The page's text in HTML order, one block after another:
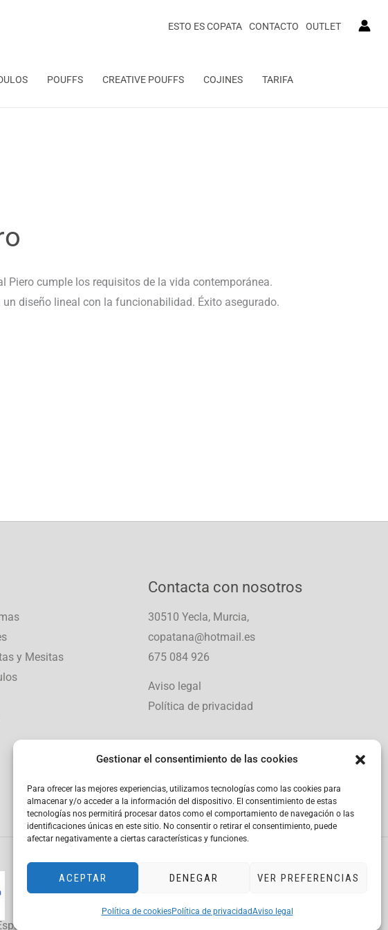
Gestionar el consentimiento de las cookies
Para ofrecer las mejores experiencias, utilizamos tecnologías como las cookies para
almacenar y/o acceder a la información del dispositivo. El consentimiento de estas
tecnologías nos permitirá procesar datos como el comportamiento de navegación o las
identificaciones únicas en este sitio. No consentir o retirar el consentimiento, puede
afectar negativamente a ciertas características y funciones.
ACEPTAR DENEGAR VER PREFERENCIAS
Política de cookiesPolítica de privacidadAviso legal
ESTO ES COPATA CONTACTO OUTLET
POUFFS CREATIVE POUFFS COJINES TARIFA
Piero cumple los requisitos de la vida contemporánea.
un diseño lineal con la funcionabilidad. Éxito asegurado.
y Mesitas
Contacta con nosotros
30510 Yecla, Murcia,
copatana@hotmail.es
675 084 926
Aviso legal
Política de privacidad
«Next Generation EU». IMPORTE SUBVENCIONADO: 2.000,00€.